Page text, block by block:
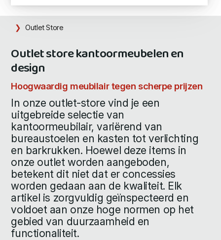
Outlet Store
Outlet store kantoormeubelen en
design
Hoogwaardig meubilair tegen scherpe prijzen
In onze outlet-store vind je een
uitgebreide selectie van
kantoormeubilair, variërend van
bureaustoelen en kasten tot verlichting
en barkrukken. Hoewel deze items in
onze outlet worden aangeboden,
betekent dit niet dat er concessies
worden gedaan aan de kwaliteit. Elk
artikel is zorgvuldig geïnspecteerd en
voldoet aan onze hoge normen op het
gebied van duurzaamheid en
functionaliteit.